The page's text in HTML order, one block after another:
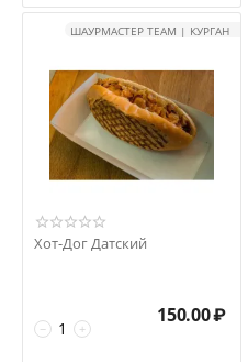
ШАУРМАСТЕР TEAM | КУРГАН
Хот-Дог Датский
+
−
150.00₽